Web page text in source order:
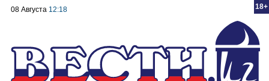
18+
08 Августа 12:18